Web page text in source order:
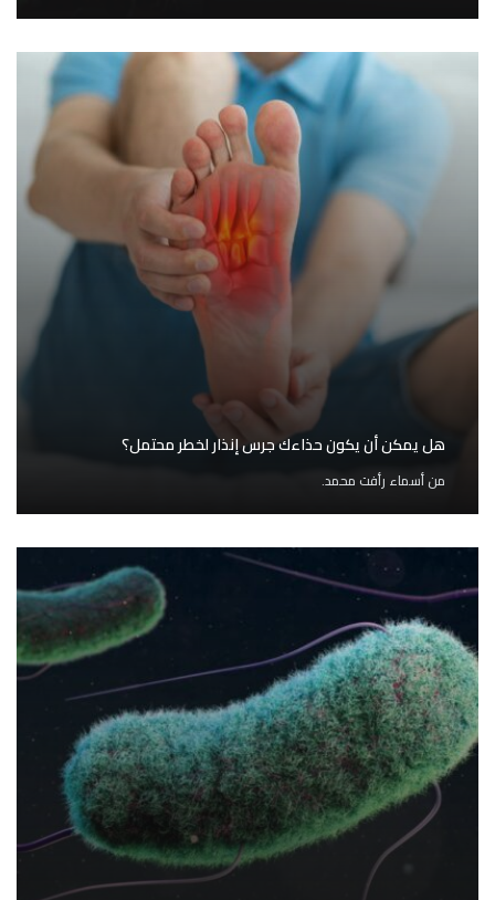
هل يمكن أن يكون حذاءك جرس إنذار لخطر محتمل؟
منأسماء رأفت محمد.